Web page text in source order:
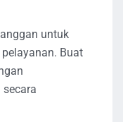
untuk
Buat